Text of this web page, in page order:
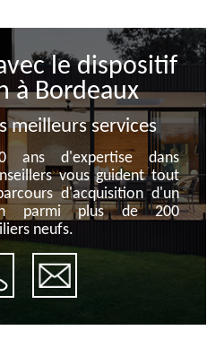
le dispositif
à Bordeaux
meilleurs services
ans d'expertise dans
vous guident tout
d'acquisition d'un
parmi plus de 200
neufs.